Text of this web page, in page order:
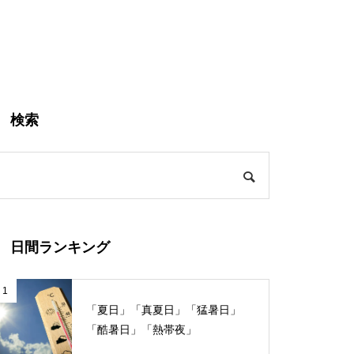
検索
日間ランキング
1
「夏日」「真夏日」「猛暑日」
「酷暑日」「熱帯夜」